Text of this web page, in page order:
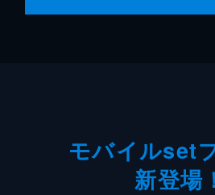
モバイルset
新登場！